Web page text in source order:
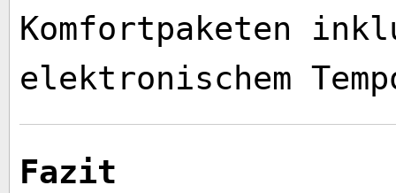
Komfortpaketen
elektronischem
Fazit